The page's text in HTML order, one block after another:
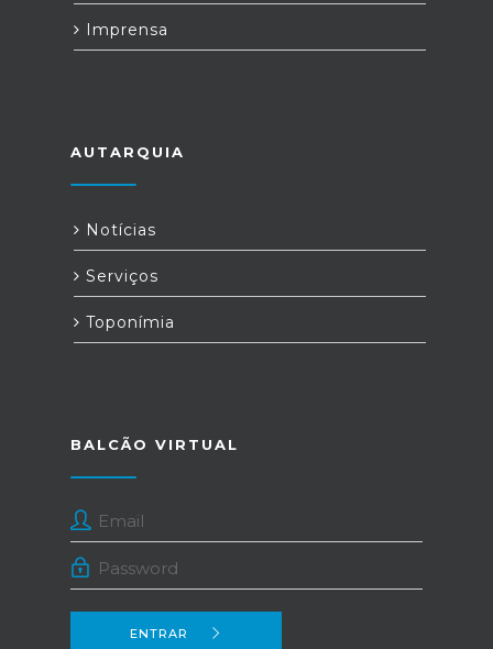
Imprensa
AUTARQUIA
Notícias
Serviços
Toponímia
BALCÃO VIRTUAL
ENTRAR